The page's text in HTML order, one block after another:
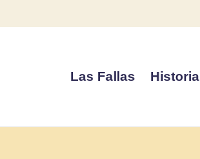
Las Fallas Historia